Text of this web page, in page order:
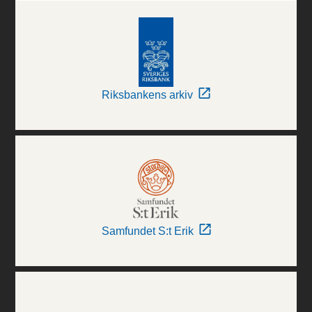
Riksbankens arkiv
Samfundet S:t Erik